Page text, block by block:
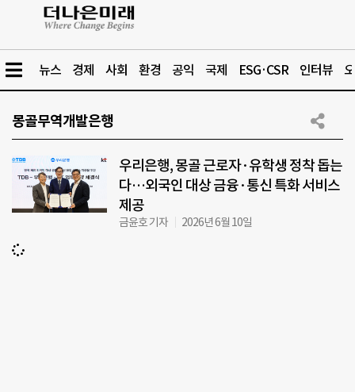
뉴스 경제 사회 환경 공익 국제 ESG·CSR 인터뷰
몽골무역개발은행
우리은행, 몽골 근로자·유학생 정착 돕는
다…외국인 대상 금융·통신 특화 서비스
제공
금윤호 기자 2026년 6월 10일